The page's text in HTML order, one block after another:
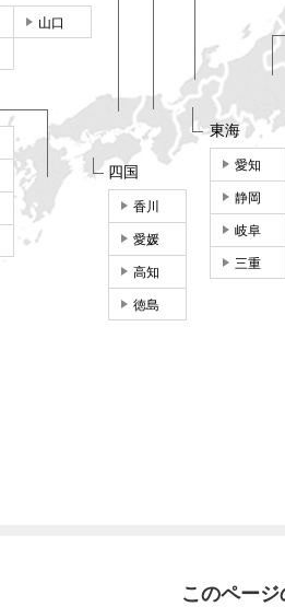
東海
愛知
静岡
岐阜
三重
山口
四国
香川
愛媛
高知
徳島
このペー